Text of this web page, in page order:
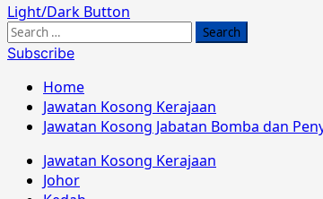
Primary
Menu
Light/Dark Button
Search
for:
Subscribe
Home
Jawatan Kosong Kerajaan
Jawatan Kosong Jabatan Bomba dan
Jawatan Kosong Kerajaan
Johor